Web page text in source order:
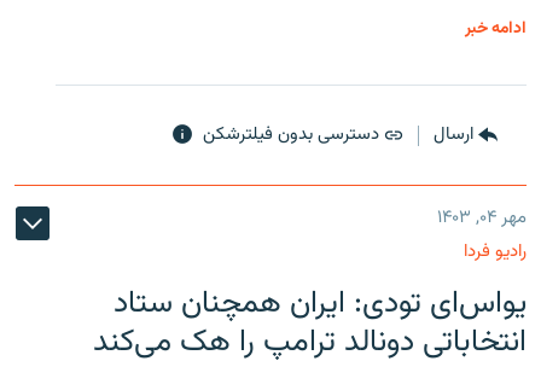
ادامه خبر
ارسال دسترسی بدون فیلترشکن
مهر ۰۴, ۱۴۰۳
رادیو فردا
یو‌اس‌ای تودی: ایران همچنان ستاد
انتخاباتی دونالد ترامپ را هک می‌کند